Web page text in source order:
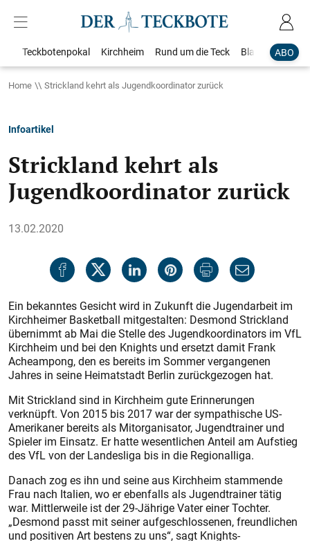
ABO
Teckbotenpokal Kirchheim Rund um die Teck Blaulicht
Home Strickland kehrt als Jugendkoordinator zurück
Infoartikel
Strickland kehrt als
Jugendkoordinator zurück
13.02.2020
Ein bekanntes Gesicht wird in Zukunft die Jugendarbeit im
Kirchheimer Basketball mitgestalten: Desmond Strickland
übernimmt ab Mai die Stelle des Jugendkoordinators im VfL
Kirchheim und bei den Knights und ersetzt damit Frank
Acheampong, den es bereits im Sommer vergangenen
Jahres in seine Heimatstadt Berlin zurückgezogen hat.
Mit Strickland sind in Kirchheim gute Erinnerungen
verknüpft. Von 2015 bis 2017 war der sympathische US-
Amerikaner bereits als Mitorganisator, Jugendtrainer und
Spieler im Einsatz. Er hatte wesentlichen Anteil am Aufstieg
des VfL von der Landesliga bis in die Regionalliga.
Danach zog es ihn und seine aus Kirchheim stammende
Frau nach Italien, wo er ebenfalls als Jugendtrainer tätig
war. Mittlerweile ist der 29-Jährige Vater einer Tochter.
„Desmond passt mit seiner aufgeschlossenen, freundlichen
und positiven Art bestens zu uns“, sagt Knights-